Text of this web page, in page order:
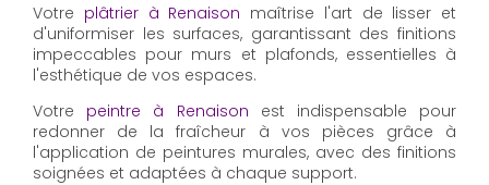
Votre plâtrier à Renaison maîtrise l'art de lisser et
d'uniformiser les surfaces, garantissant des finitions
impeccables pour murs et plafonds, essentielles à
l'esthétique de vos espaces.
Votre peintre à Renaison est indispensable pour
redonner de la fraîcheur à vos pièces grâce à
l'application de peintures murales, avec des finitions
soignées et adaptées à chaque support.